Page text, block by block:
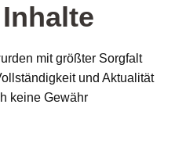
mit größter Sorgfalt
und Aktualität
keine Gewähr